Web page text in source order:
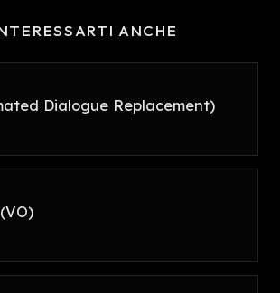
ANCHE
Dialogue Replacement)